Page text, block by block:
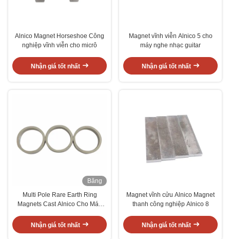
Alnico Magnet Horseshoe Công
nghiệp vĩnh viễn cho micrô
Nhận giá tốt nhất
Magnet vĩnh viễn Alnico 5 cho
máy nghe nhạc guitar
Nhận giá tốt nhất
Băng
hình
Multi Pole Rare Earth Ring
Magnets Cast Alnico Cho Máy
Nhận giá tốt nhất
Magnet vĩnh cửu Alnico Magnet
thanh công nghiệp Alnico 8
Nhận giá tốt nhất